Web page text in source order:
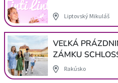
Liptovský Mikuláš
VEĽKÁ
ZÁMKU
Rakúsko